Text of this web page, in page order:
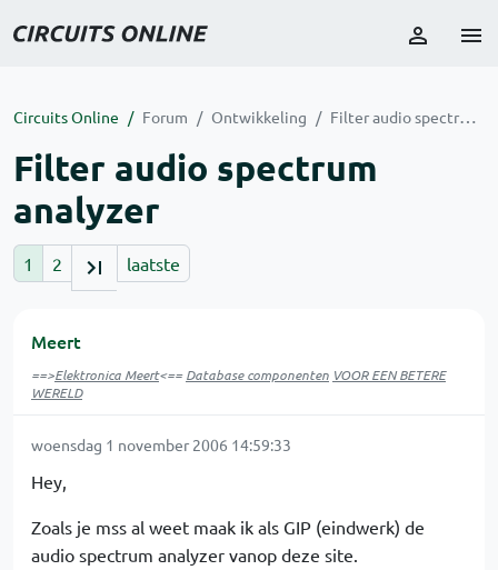
Circuits Online Forum Ontwikkeling Filter audio spectrum analyzer
Filter audio spectrum
analyzer
1 2 laatste
Meert
==>Elektronica Meert<==Database componenten VOOR EEN BETERE
WERELD
woensdag 1 november 2006 14:59:33
Hey,
Zoals je mss al weet maak ik als GIP (eindwerk) de
audio spectrum analyzer vanop deze site.